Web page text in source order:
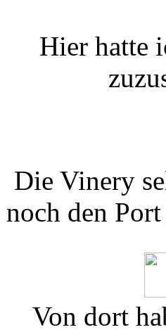
Hier hatte
Die Vinery
noch den
Von dort